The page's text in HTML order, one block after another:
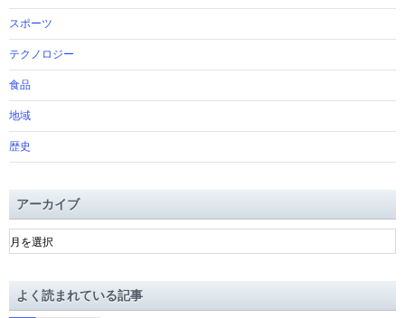
スポーツ
テクノロジー
食品
地域
歴史
アーカイブ
ア
ー
ブよく読まれている記事